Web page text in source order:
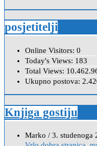
posjetitelji
Online Visitors: 0
Today's Views: 183
Total Views:
Ukupno postova:
Knjiga gostiju
Marko / 3. studenoga